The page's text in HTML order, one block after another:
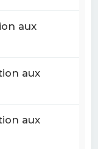
aux
aux
aux